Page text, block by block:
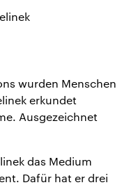
4
wurden Menschen
erkundet
Ausgezeichnet
das Medium
Dafür hat er drei